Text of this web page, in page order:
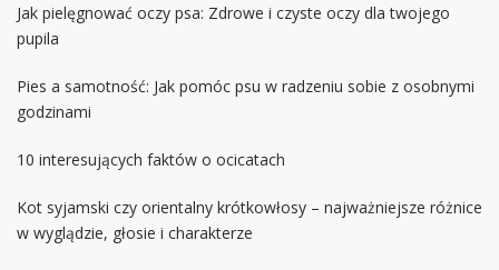
Jak pielęgnować oczy psa: Zdrowe i czyste oczy dla twojego
pupila
Pies a samotność: Jak pomóc psu w radzeniu sobie z osobnymi
godzinami
10 interesujących faktów o ocicatach
Kot syjamski czy orientalny krótkowłosy – najważniejsze różnice
w wyglądzie, głosie i charakterze